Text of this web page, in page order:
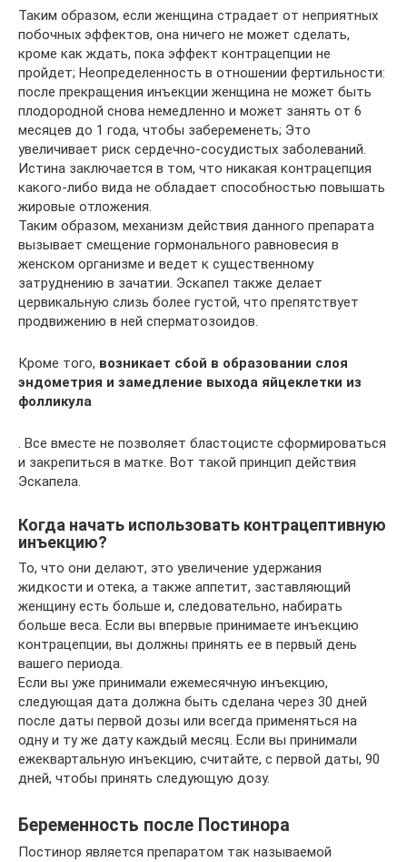
Таким образом, если женщина страдает от неприятных
побочных эффектов, она ничего не может сделать,
кроме как ждать, пока эффект контрацепции не
пройдет; Неопределенность в отношении фертильности:
после прекращения инъекции женщина не может быть
плодородной снова немедленно и может занять от 6
месяцев до 1 года, чтобы забеременеть; Это
увеличивает риск сердечно-сосудистых заболеваний.
Истина заключается в том, что никакая контрацепция
какого-либо вида не обладает способностью повышать
жировые отложения.
Таким образом, механизм действия данного препарата
вызывает смещение гормонального равновесия в
женском организме и ведет к существенному
затруднению в зачатии. Эскапел также делает
цервикальную слизь более густой, что препятствует
продвижению в ней сперматозоидов.
Кроме того, возникает сбой в образовании слоя
эндометрия и замедление выхода яйцеклетки из
фолликула
. Все вместе не позволяет бластоцисте сформироваться
и закрепиться в матке. Вот такой принцип действия
Эскапела.
Когда начать использовать контрацептивную
инъекцию?
То, что они делают, это увеличение удержания
жидкости и отека, а также аппетит, заставляющий
женщину есть больше и, следовательно, набирать
больше веса. Если вы впервые принимаете инъекцию
контрацепции, вы должны принять ее в первый день
вашего периода.
Если вы уже принимали ежемесячную инъекцию,
следующая дата должна быть сделана через 30 дней
после даты первой дозы или всегда применяться на
одну и ту же дату каждый месяц. Если вы принимали
ежеквартальную инъекцию, считайте, с первой даты, 90
дней, чтобы принять следующую дозу.
Беременность после Постинора
Постинор является препаратом так называемой